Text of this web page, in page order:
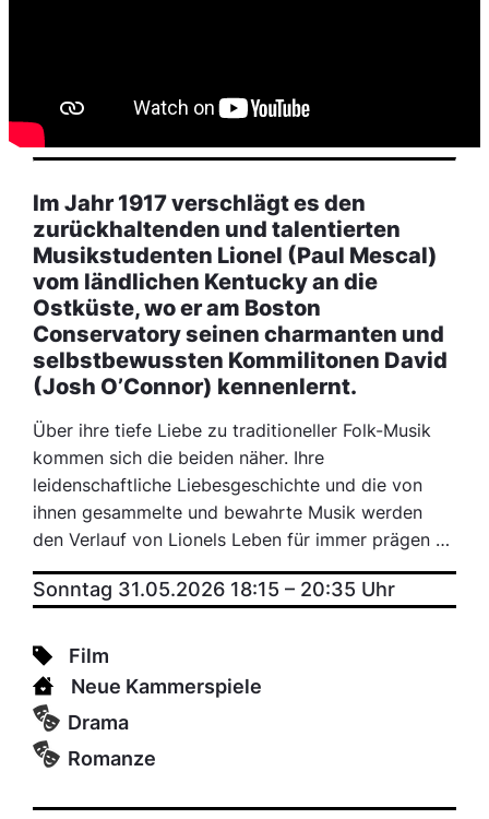
Im Jahr 1917 verschlägt es den
zurückhaltenden und talentierten
Musikstudenten Lionel (Paul Mescal)
vom ländlichen Kentucky an die
Ostküste, wo er am Boston
Conservatory seinen charmanten und
selbstbewussten Kommilitonen David
(Josh O’Connor) kennenlernt.
Über ihre tiefe Liebe zu traditioneller Folk-Musik
kommen sich die beiden näher. Ihre
leidenschaftliche Liebesgeschichte und die von
ihnen gesammelte und bewahrte Musik werden
den Verlauf von Lionels Leben für immer prägen …
Sonntag 31.05.2026 18:15 – 20:35 Uhr
Film
Neue Kammerspiele
Drama
Romanze